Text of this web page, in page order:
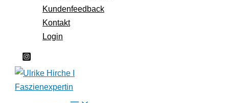
Kundenfeedback
Kontakt
Login